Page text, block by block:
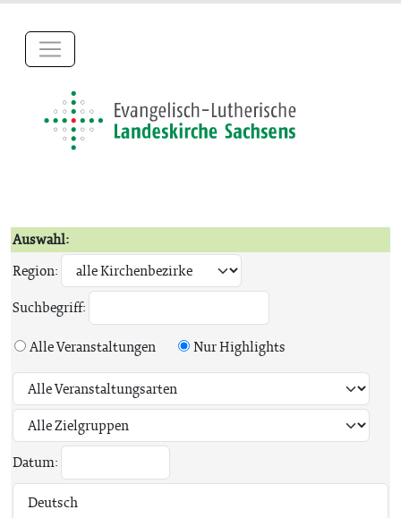
Auswahl:
Region:
Suchbegriff:
Alle Veranstaltungen Nur Highlights
Datum: